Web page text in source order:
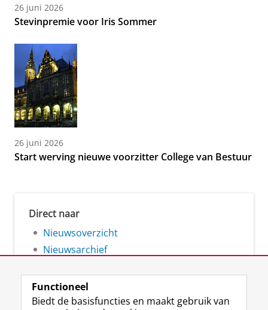
26 juni 2026
Stevinpremie voor Iris Sommer
26 juni 2026
Start werving nieuwe voorzitter College van Bestuur
Direct naar
Nieuwsoverzicht
Nieuwsarchief
Functioneel
Biedt de basisfuncties en maakt gebruik van